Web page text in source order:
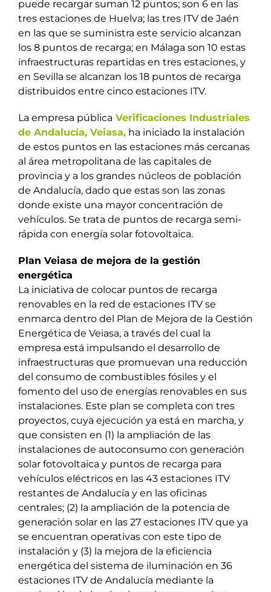
puede recargar suman 12 puntos; son 6 en las
tres estaciones de Huelva; las tres ITV de Jaén
en las que se suministra este servicio alcanzan
los 8 puntos de recarga; en Málaga son 10 estas
infraestructuras repartidas en tres estaciones, y
en Sevilla se alcanzan los 18 puntos de recarga
distribuidos entre cinco estaciones ITV.
La empresa pública Verificaciones Industriales
de Andalucía, Veiasa, ha iniciado la instalación
de estos puntos en las estaciones más cercanas
al área metropolitana de las capitales de
provincia y a los grandes núcleos de población
de Andalucía, dado que estas son las zonas
donde existe una mayor concentración de
vehículos. Se trata de puntos de recarga semi-
rápida con energía solar fotovoltaica.
Plan Veiasa de mejora de la gestión
energética
La iniciativa de colocar puntos de recarga
renovables en la red de estaciones ITV se
enmarca dentro del Plan de Mejora de la Gestión
Energética de Veiasa, a través del cual la
empresa está impulsando el desarrollo de
infraestructuras que promuevan una reducción
del consumo de combustibles fósiles y el
fomento del uso de energías renovables en sus
instalaciones. Este plan se completa con tres
proyectos, cuya ejecución ya está en marcha, y
que consisten en (1) la ampliación de las
instalaciones de autoconsumo con generación
solar fotovoltaica y puntos de recarga para
vehículos eléctricos en las 43 estaciones ITV
restantes de Andalucía y en las oficinas
centrales; (2) la ampliación de la potencia de
generación solar en las 27 estaciones ITV que ya
se encuentran operativas con este tipo de
instalación y (3) la mejora de la eficiencia
energética del sistema de iluminación en 36
estaciones ITV de Andalucía mediante la